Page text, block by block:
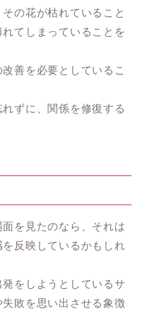
の花が枯れていること
てしまっていることを
善を必要としているこ
ずに、関係を修復する
を見たのなら、それは
反映しているかもしれ
をしようとしているサ
敗を思い出させる象徴